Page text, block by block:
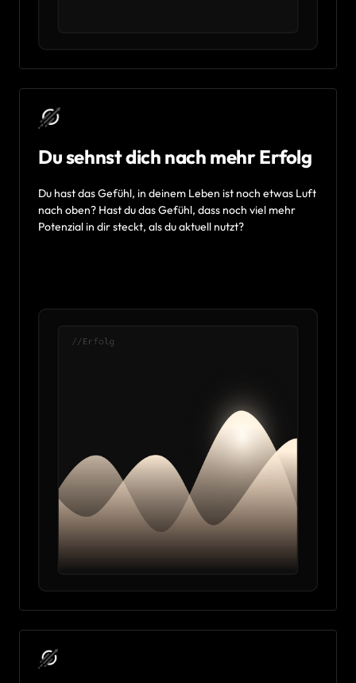
Du sehnst dich nach mehr Erfolg
Du hast das Gefühl, in deinem Leben ist noch etwas
nach oben? Hast du das Gefühl, dass noch viel
Potenzial in dir steckt, als du aktuell nutzt?